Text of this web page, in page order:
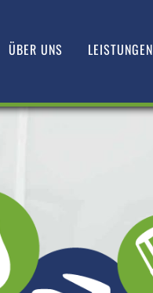
ÜBER UNS LEISTUNGEN